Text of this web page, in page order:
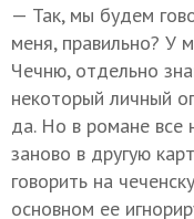
— Так, мы будем
меня, правильно? У
Чечню, отдельно
некоторый личный
да. Но в романе все
заново в другую
говорить на
основном ее